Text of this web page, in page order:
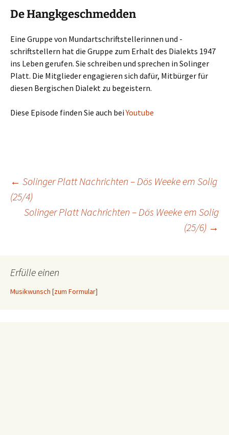
De Hangkgeschmedden
Eine Gruppe von Mundartschriftstellerinnen und -
schriftstellern hat die Gruppe zum Erhalt des Dialekts 1947
ins Leben gerufen. Sie schreiben und sprechen in Solinger
Platt. Die Mitglieder engagieren sich dafür, Mitbürger für
diesen Bergischen Dialekt zu begeistern.
Diese Episode finden Sie auch beiYoutube
Beitragsnavigation
← Solinger Platt Nachrichten – Dös Weeke em Solig
(25/4)
Solinger Platt Nachrichten – Dös Weeke em Solig
(25/6) →
Erfülle einen
Musikwunsch [zum Formular]